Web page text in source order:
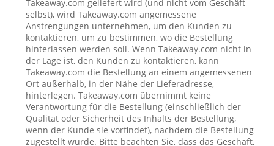
Takeaway.com geliefert wird (und nicht vom Geschäft
selbst), wird Takeaway.com angemessene
Anstrengungen unternehmen, um den Kunden zu
kontaktieren, um zu bestimmen, wo die Bestellung
hinterlassen werden soll. Wenn Takeaway.com nicht in
der Lage ist, den Kunden zu kontaktieren, kann
Takeaway.com die Bestellung an einem angemessenen
Ort außerhalb, in der Nähe der Lieferadresse,
hinterlegen. Takeaway.com übernimmt keine
Verantwortung für die Bestellung (einschließlich der
Qualität oder Sicherheit des Inhalts der Bestellung,
wenn der Kunde sie vorfindet), nachdem die Bestellung
zugestellt wurde. Bitte beachten Sie, dass das Geschäft,